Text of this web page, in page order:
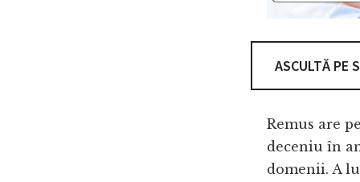
ASCULTĂ PE
Remus are
deceniu în
domenii. A